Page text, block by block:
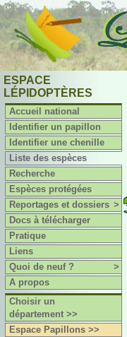
ESPACE
LÉPIDOPTÈRES
Accueil national
Identifier un papillon
Identifier une chenille
Liste des espèces
Recherche
Espèces protégées
Reportages et dossiers >
Docs à télécharger
Pratique
Liens
Quoi de neuf ?
>
A propos
Choisir un
département >>
Espace Papillons >>